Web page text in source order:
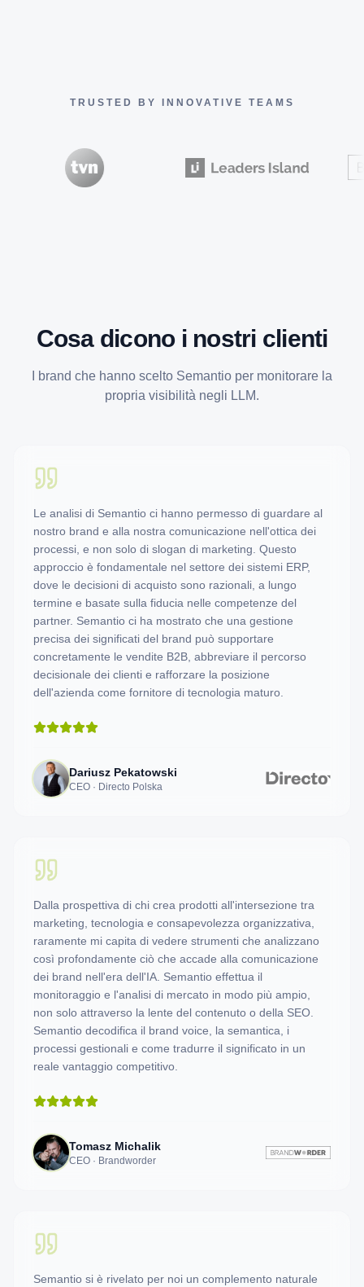
TRUSTED BY INNOVATIVE TEAMS
Cosa dicono i nostri clienti
I brand che hanno scelto Semantio per monitorare la
propria visibilità negli LLM.
Le analisi di Semantio ci hanno permesso di guardare al
nostro brand e alla nostra comunicazione nell'ottica dei
processi, e non solo di slogan di marketing. Questo
approccio è fondamentale nel settore dei sistemi ERP,
dove le decisioni di acquisto sono razionali, a lungo
termine e basate sulla fiducia nelle competenze del
partner. Semantio ci ha mostrato che una gestione
precisa dei significati del brand può supportare
concretamente le vendite B2B, abbreviare il percorso
decisionale dei clienti e rafforzare la posizione
dell'azienda come fornitore di tecnologia maturo.
Dariusz Pekatowski
CEO · Directo Polska
Dalla prospettiva di chi crea prodotti all'intersezione tra
marketing, tecnologia e consapevolezza organizzativa,
raramente mi capita di vedere strumenti che analizzano
così profondamente ciò che accade alla comunicazione
dei brand nell'era dell'IA. Semantio effettua il
monitoraggio e l'analisi di mercato in modo più ampio,
non solo attraverso la lente del contenuto o della SEO.
Semantio decodifica il brand voice, la semantica, i
processi gestionali e come tradurre il significato in un
reale vantaggio competitivo.
Tomasz Michalik
CEO · Brandworder
Semantio si è rivelato per noi un complemento naturale